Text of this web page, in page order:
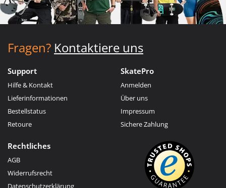
Fragen? Kontaktiere uns
Support
Hilfe & Kontakt
Lieferinformationen
Bestellstatus
Retoure
SkatePro
Anmelden
Über uns
Impressum
Sichere Zahlung
Rechtliches
AGB
Widerrufsrecht
Datenschutzerklärung